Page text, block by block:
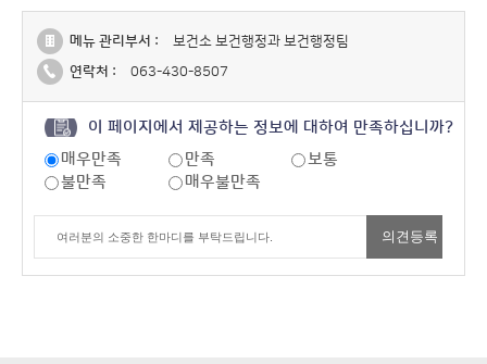
메뉴 관리부서 :
보건소 보건행정과 보건행정팀
연락처 :
063-430-8507
이 페이지에서 제공하는 정보에 대하여 만족하십니까?
매우만족
만족
보통
불만족
매우불만족